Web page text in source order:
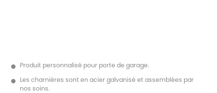
Produit personnalisé pour porte de garage.
Les charnières sont en acier galvanisé et assemblées par
nos soins.